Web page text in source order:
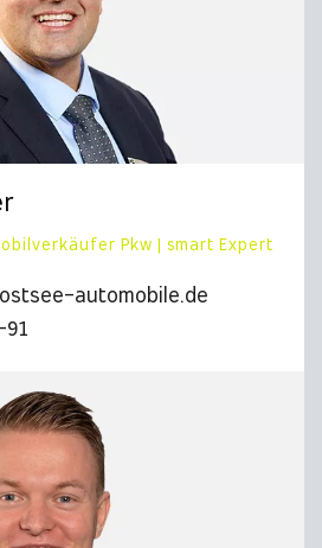
Pkw | smart Expert
automobile.de
91